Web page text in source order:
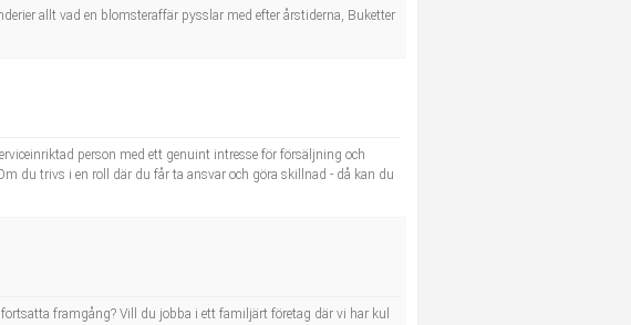
allt vad en blomsteraffär pysslar med efter årstiderna, Buketter
person med ett genuint intresse för försäljning och
du trivs i en roll där du får ta ansvar och göra skillnad - då kan du
framgång? Vill du jobba i ett familjärt företag där vi har kul